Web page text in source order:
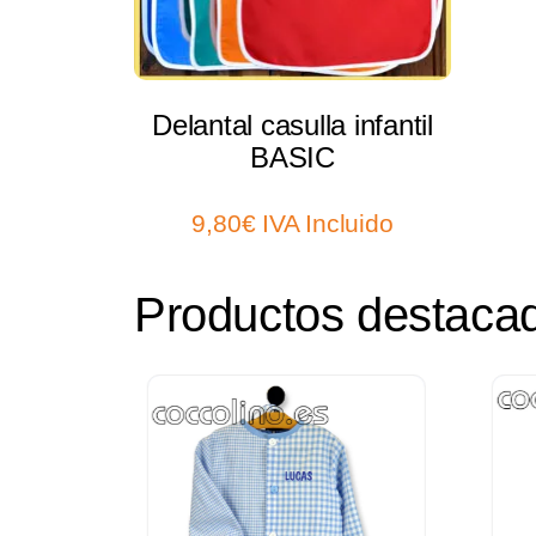
Delantal casulla infantil
BASIC
9,80€ IVA Incluido
Productos